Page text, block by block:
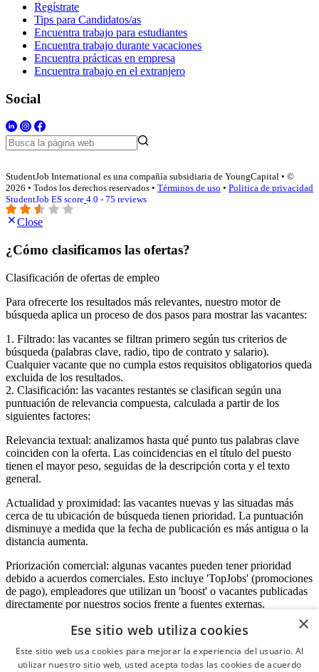
Regístrate
Tips para Candidatos/as
Encuentra trabajo para estudiantes
Encuentra trabajo durante vacaciones
Encuentra prácticas en empresa
Encuentra trabajo en el extranjero
Social
StudentJob International es una compañía subsidiaria de YoungCapital • ©
2026 • Todos los derechos reservados • Términos de uso • Politica de privacidad
StudentJob ES score 4.0 - 75 reviews
Close
¿Cómo clasificamos las ofertas?
Clasificación de ofertas de empleo
Para ofrecerte los resultados más relevantes, nuestro motor de
búsqueda aplica un proceso de dos pasos para mostrar las vacantes:
1. Filtrado: las vacantes se filtran primero según tus criterios de
búsqueda (palabras clave, radio, tipo de contrato y salario).
Cualquier vacante que no cumpla estos requisitos obligatorios queda
excluida de los resultados.
2. Clasificación: las vacantes restantes se clasifican según una
puntuación de relevancia compuesta, calculada a partir de los
siguientes factores:
Relevancia textual: analizamos hasta qué punto tus palabras clave
coinciden con la oferta. Las coincidencias en el título del puesto
tienen el mayor peso, seguidas de la descripción corta y el texto
general.
Actualidad y proximidad: las vacantes nuevas y las situadas más
cerca de tu ubicación de búsqueda tienen prioridad. La puntuación
disminuye a medida que la fecha de publicación es más antigua o la
distancia aumenta.
Priorización comercial: algunas vacantes pueden tener prioridad
debido a acuerdos comerciales. Esto incluye 'TopJobs' (promociones
de pago), empleadores que utilizan un 'boost' o vacantes publicadas
directamente por nuestros socios frente a fuentes externas.
Acceso empresas
×
Ese sitio web utiliza cookies
Este sitio web usa cookies para mejorar la experiencia del usuario. Al
utilizar nuestro sitio web, usted acepta todas las cookies de acuerdo